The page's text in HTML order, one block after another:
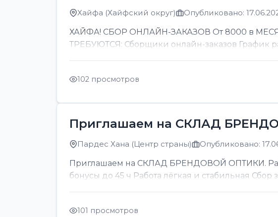
Хайфа (Хайфский округ) Опубликовано:
ХАЙФА! СБОР ОНЛАЙН-ЗАКАЗОВ От 8000 в МЕСЯЦ
ТРЕБУЮТСЯ: Сборщики онлайн-заказов График
102 просмотров
Приглашаем на СКЛАД
Пардес Хана (Центр страны) Опубликовано:
Приглашаем на СКЛАД БРЕНДОВОЙ ОПТИКИ.
бонусы до 45 ч Работа лёгкая и стабильная Сбор
101 просмотров